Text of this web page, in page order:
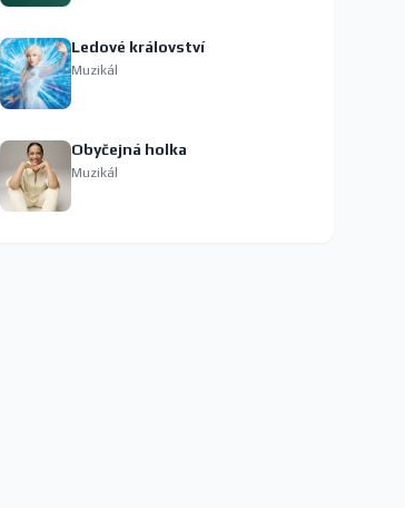
Ledové království
Muzikál
Obyčejná holka
Muzikál